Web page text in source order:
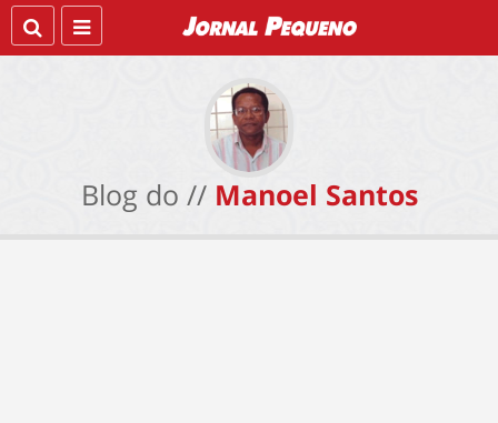
Blog do // Manoel Santos